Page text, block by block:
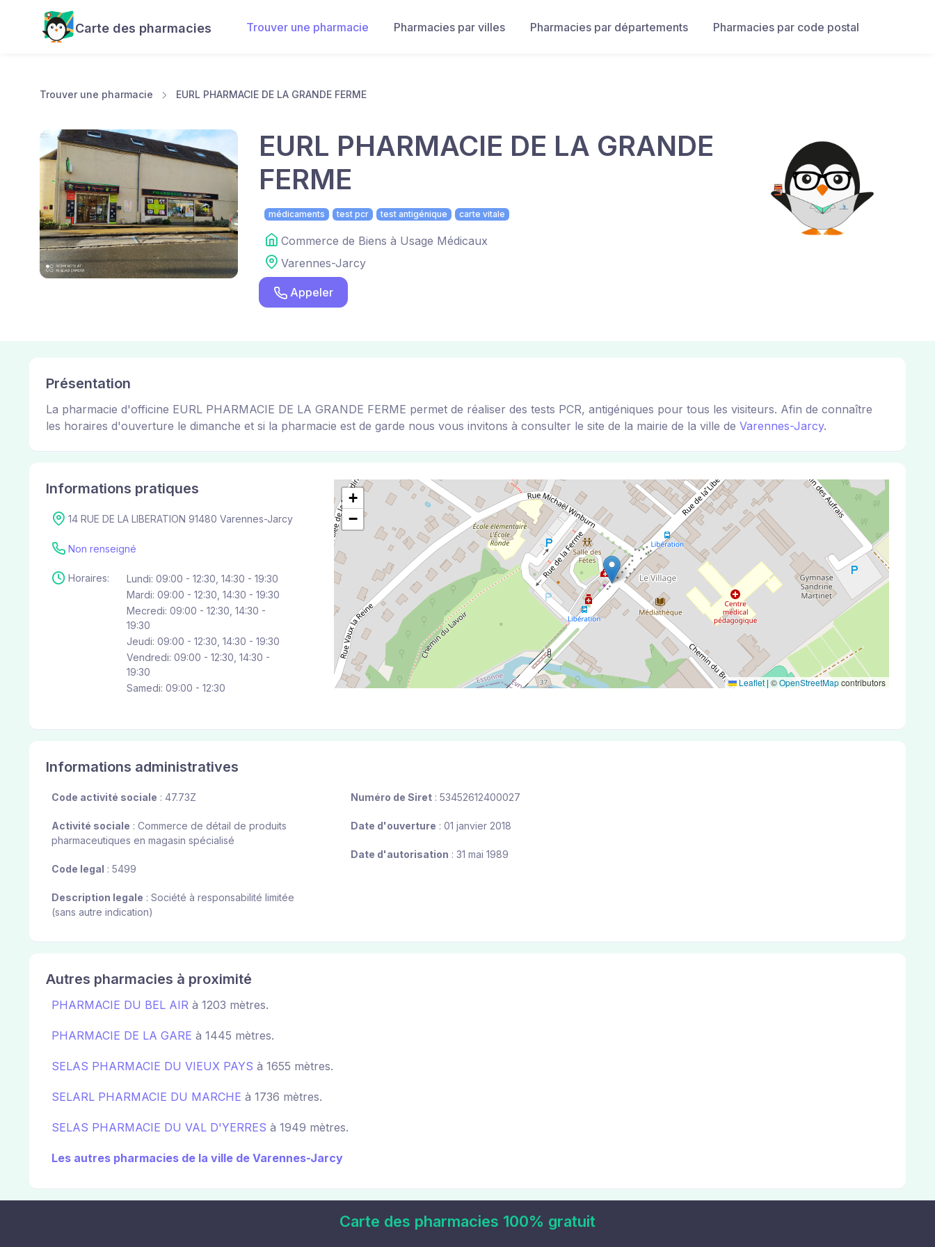
Carte des pharmacies Trouver une pharmacie Pharmacies par villes Pharmacies par départements Pharmacies par code postal
Trouver une pharmacie EURL PHARMACIE DE LA GRANDE FERME
EURL PHARMACIE DE LA GRANDE
FERME
médicaments test pcr test antigénique carte vitale
Commerce de Biens à Usage Médicaux
Varennes-Jarcy
Appeler
Présentation
La pharmacie d'officine EURL PHARMACIE DE LA GRANDE FERME permet de réaliser des tests PCR, antigéniques pour tous les visiteurs. Afin de connaître
les horaires d'ouverture le dimanche et si la pharmacie est de garde nous vous invitons à consulter le site de la mairie de la ville de Varennes-Jarcy.
Informations pratiques
14 RUE DE LA LIBERATION 91480 Varennes-Jarcy
Non renseigné
Horaires:
Lundi: 09:00 - 12:30, 14:30 - 19:30
Mardi: 09:00 - 12:30, 14:30 - 19:30
Mecredi: 09:00 - 12:30, 14:30 -
19:30
Jeudi: 09:00 - 12:30, 14:30 - 19:30
Vendredi: 09:00 - 12:30, 14:30 -
19:30
Samedi: 09:00 - 12:30
+
−
Leaflet | ©OpenStreetMapcontributors
Informations administratives
Code activité sociale : 47.73Z
Activité sociale : Commerce de détail de produits
pharmaceutiques en magasin spécialisé
Code legal : 5499
Description legale : Société à responsabilité limitée
(sans autre indication)
Numéro de Siret : 53452612400027
Date d'ouverture : 01 janvier 2018
Date d'autorisation : 31 mai 1989
Autres pharmacies à proximité
PHARMACIE DU BEL AIR à 1203 mètres.
PHARMACIE DE LA GARE à 1445 mètres.
SELAS PHARMACIE DU VIEUX PAYS à 1655 mètres.
SELARL PHARMACIE DU MARCHE à 1736 mètres.
SELAS PHARMACIE DU VAL D'YERRES à 1949 mètres.
Les autres pharmacies de la ville de Varennes-Jarcy
Carte des pharmacies 100% gratuit